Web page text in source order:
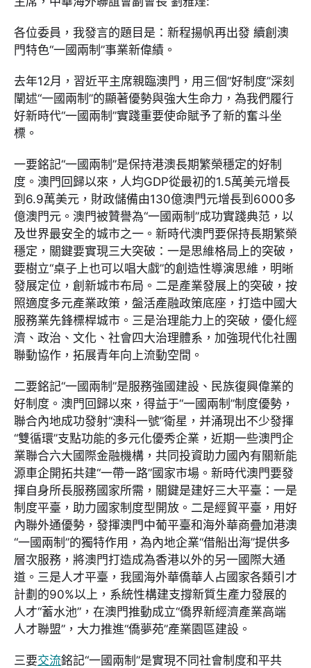
各位委員，我發言的題目是：新程揚帆再出發 續創澳
門特色“一國兩制”事業新偉績。
去年12月，習近平主席親臨澳門，用三個“好制度”深刻
闡述“一國兩制”的顯著優勢與強大生命力，為我們履行
好新時代“一國兩制”實踐重要使命賦予了新的奮斗坐
標。
一要銘記“一國兩制”是保持港澳長期繁榮穩定的好制
度。澳門回歸以來，人均GDP從最初的1.5萬美元增長
到6.9萬美元，財政儲備由130億澳門元增長到6000多
億澳門元。澳門被贊譽為“一國兩制”成功實踐典范，以
及世界最安全的城市之一。新時代澳門要保持長期繁榮
穩定，關鍵要實現三大突破：一是思維格局上的突破，
要樹立“桌子上也可以唱大戲”的創造性導演思維，明晰
發展定位，創新城市布局。二是產業發展上的突破，按
照適度多元產業政策，盤活產融政策底座，打造中國大
服務業先鋒標桿城市。三是治理能力上的突破，優化經
濟、政治、文化、社會四大治理體系，加強現代化社團
聯動協作，拓展青年向上流動空間。
二要銘記“一國兩制”是服務強國建設、民族復興偉業的
好制度。澳門回歸以來，得益于“一國兩制”制度優勢，
聯合內地成功發射“澳科一號”衛星，并涌現出不少發揮
“雙循環”支點功能的多元化優秀企業，近期一些澳門企
業聯合六大國際金融機構，共同投資助力國內有關新能
源車企開拓共建“一帶一路”國家市場。新時代澳門要發
揮自身所長服務國家所需，關鍵是建好三大平臺：一是
制度平臺，助力國家制度型開放。二是經貿平臺，用好
內聯外通優勢，發揮澳門中葡平臺和海外華商疊加港澳
“一國兩制”的獨特作用，為內地企業“借船出海”提供多
層次服務，將澳門打造成為香港以外的另一國際大通
道。三是人才平臺，我國海外華僑華人占國家各類引才
計劃的90%以上，系統性構建支撐新質生產力發展的
人才“蓄水池”，在澳門推動成立“僑界新經濟產業高端
人才聯盟”，大力推進“僑夢苑”產業園區建設。
三要交流銘記“一國兩制”是實現不同社會制度和平共